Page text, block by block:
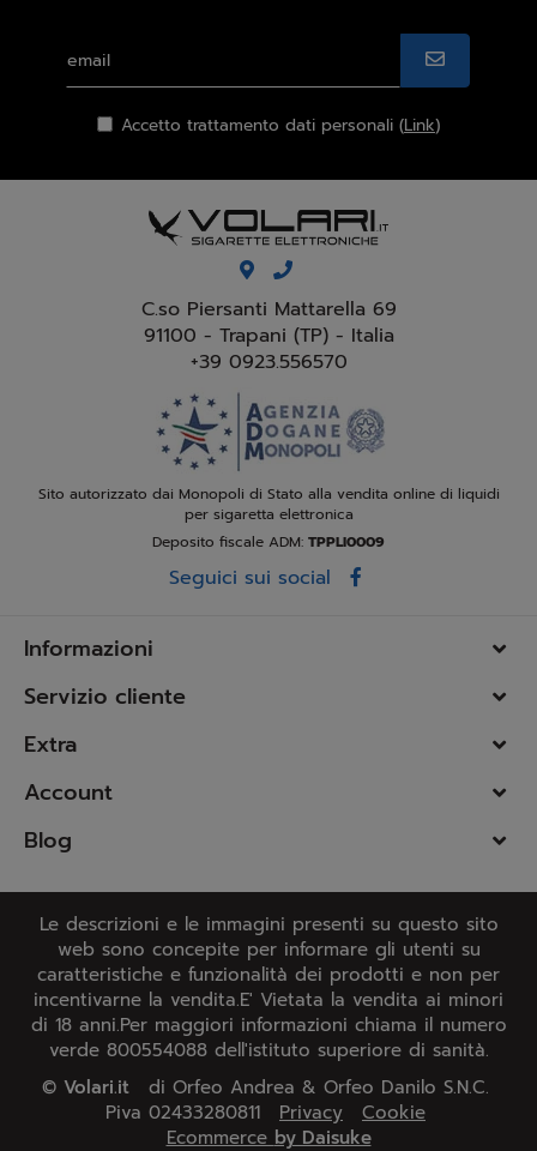
Accetto trattamento dati personali (Link)
C.so Piersanti Mattarella 69
91100 - Trapani (TP) - Italia
+39 0923.556570
Sito autorizzato dai Monopoli di Stato alla vendita online di liquidi
per sigaretta elettronica
Deposito fiscale ADM: TPPLI0009
Seguici sui social
Informazioni
Servizio cliente
Extra
Account
Blog
Le descrizioni e le immagini presenti su questo sito
web sono concepite per informare gli utenti su
caratteristiche e funzionalità dei prodotti e non per
incentivarne la vendita.E' Vietata la vendita ai minori
di 18 anni.Per maggiori informazioni chiama il numero
verde 800554088 dell'istituto superiore di sanità.
© Volari.it
di Orfeo Andrea & Orfeo Danilo S.N.C.
Piva 02433280811
Privacy
Cookie
Ecommerce by Daisuke